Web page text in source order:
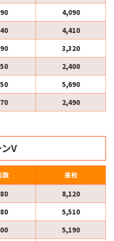
4,090
4,410
3,320
2,400
5,690
2,490
V
数
差枚
8,120
5,510
5,190